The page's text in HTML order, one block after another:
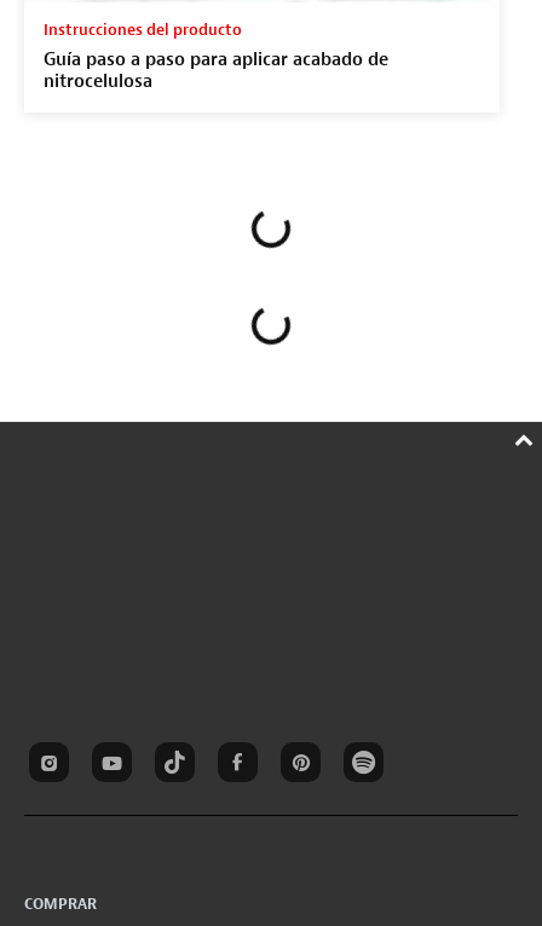
Instrucciones del producto
Guía paso a paso para aplicar acabado de
nitrocelulosa
COMPRAR